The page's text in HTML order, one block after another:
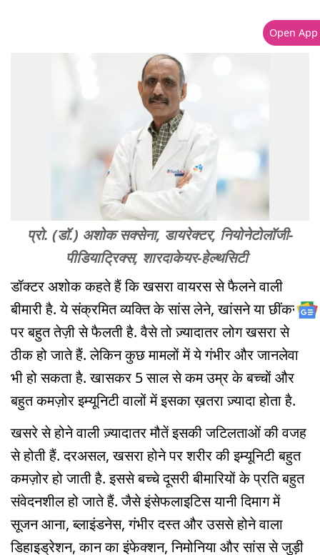
प्रो. (डॉ.) अशोक सक्सेना, डायरेक्टर, नियोनेटोलॉजी-
पीडियाट्रिक्स, शारदाकेयर-हेल्थसिटी
डॉक्टर अशोक कहते हैं कि खसरा वायरस से फैलने वाली
बीमारी है. ये संक्रमित व्यक्ति के सांस लेने, खांसने या छींकने
पर बहुत तेज़ी से फैलती है. वैसे तो ज़्यादातर लोग खसरा से
ठीक हो जाते हैं. लेकिन कुछ मामलों में ये गंभीर और जानलेवा
भी हो सकता है. खासकर 5 साल से कम उम्र के बच्चों और
बहुत कमज़ोर इम्यूनिटी वालों में इसका ख़तरा ज़्यादा होता है.
खसरे से होने वाली ज़्यादातर मौतें इसकी जटिलताओं की वजह
से होती हैं. दरअसल, खसरा होने पर शरीर की इम्यूनिटी बहुत
कमज़ोर हो जाती है. इससे बच्चे दूसरी बीमारियों के प्रति बहुत
संवेदनशील हो जाते हैं. जैसे इंसेफलाइटिस यानी दिमाग में
सूजन आना, ब्लाइंडनेस, गंभीर दस्त और उससे होने वाला
डिहाइड्रेशन, कान का इंफेक्शन, निमोनिया और सांस से जुड़ी
Open App